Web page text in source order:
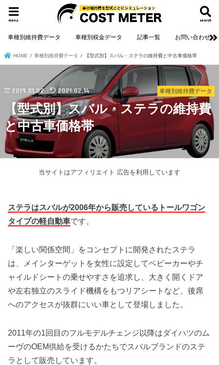
search
menu
車種別維持費データ 車種別税金データ 記事一覧 お問い合わせ
HOME 車種別維持費データ 【型式別】スバル・ステラの維持費と中古車価格帯
車種別維持費データ
2019.01.02 2021.02.14
【型式別】スバル・ステラの維持費
と中古車価格帯
当サイトはアフィリエイト 広告を利用しています
ステラはスバルが2006年から販売しているトールワゴン
タイプの軽自動車です。
「楽しい関係空間」をコンセプトに開発されたステラ
は、メインターゲットを女性に設定してベビーカーやチ
ャイルドシートの乗せやすさを追求し、大きく開くドア
や左右独立のスライド機構をもつリアシートなど、後席
へのアクセスが抜群にいい車として登場しました。
2011年の1回目のフルモデルチェンジ以降はダイハツのム
ーヴのOEM供給を受けるかたちでスバルブランドのステ
ラとして販売しています。